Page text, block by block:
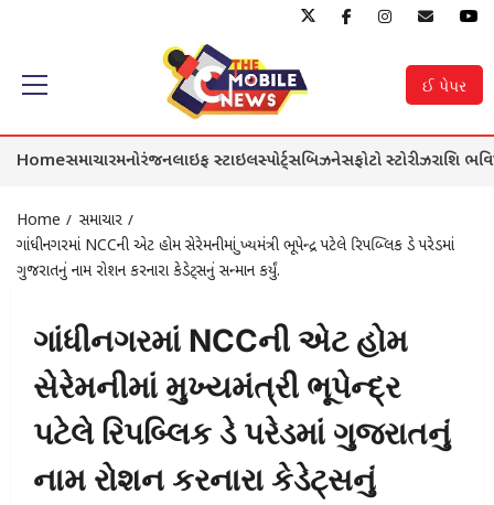
content
ઈ પેપર
Primary
Homeસમાચારમનોરંજનલાઇફ સ્ટાઇલસ્પોર્ટ્સબિઝનેસફોટો સ્ટોરીઝરાશિ
Home
સમાચાર
ગાંધીનગરમાં NCCની એટ હોમ સેરેમનીમાં મુખ્યમંત્રી ભૂપેન્દ્ર પટેલે રિપબ્લિક ડે પરેડમાં
ગુજરાતનું નામ રોશન કરનારા કેડેટ્સનું સન્માન કર્યું.
ગાંધીનગરમાં NCCની એટ હોમ
સેરેમનીમાં મુખ્યમંત્રી ભૂપેન્દ્ર
પટેલે રિપબ્લિક ડે પરેડમાં ગુજરાતનું
નામ રોશન કરનારા કેડેટ્સનું